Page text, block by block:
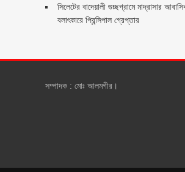
সিলেটের বাদেয়ালী গুচ্ছগ্রামে মাদ্রাসার
বলাৎকারে প্রিন্সিপাল গ্রেপ্তার ‎
সম্পাদক : মোঃ আলমগীর।